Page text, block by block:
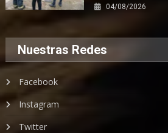
04/08/2026
Nuestras Redes
Facebook
Instagram
Twitter